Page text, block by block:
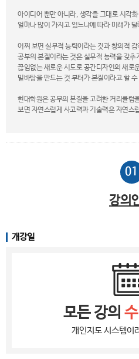
아이디어 뿐만 아니라, 생각을 그대로 시각
얼마나 많이 가지고 있느냐에 따라 미래가
어찌 보면 실무적 능력이라는 것과 창의적
공부의 본질이라는 것은 실무적 능력을 갖
끊임없는 새로운 시도로 공간디자인의 새로
밑바탕을 만드는 것 부터가 본질이라고 할
현대학원은 공부의 본질을 고려한 커리큘럼
보면 자연스럽게 사고력과 기술력은 자연스
01
강의
개강일
모든 강의
개인지도 시스템이